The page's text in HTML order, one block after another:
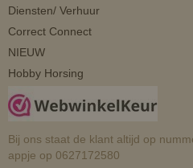
Diensten/ Verhuur
Correct Connect
NIEUW
Hobby Horsing
Bij ons staat de klant altijd op
appje op 0627172580